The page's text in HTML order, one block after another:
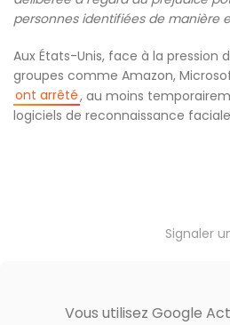
personnes identifiées de manière
Aux États-Unis, face à la pression
groupes comme Amazon,
ont arrêté, au moins
logiciels de reconnaissance
Signaler
Vous utilisez Google